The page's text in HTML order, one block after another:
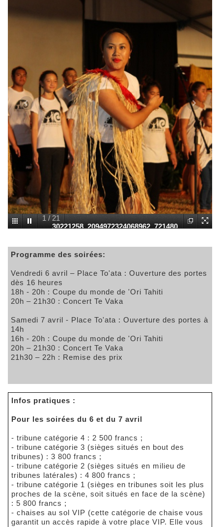
1 /21
30221258_2094972324068962_721480
Programme des soirées:
Vendredi 6 avril – Place To'ata : Ouverture des portes
dès 16 heures
18h - 20h : Coupe du monde de 'Ori Tahiti
20h – 21h30 : Concert Te Vaka
Samedi 7 avril - Place To'ata : Ouverture des portes à
14h
16h - 20h : Coupe du monde de 'Ori Tahiti
20h – 21h30 : Concert Te Vaka
21h30 – 22h : Remise des prix
Infos pratiques :
Pour les soirées du 6 et du 7 avril
- tribune catégorie 4 : 2 500 francs ;
- tribune catégorie 3 (sièges situés en bout des
tribunes) : 3 800 francs ;
- tribune catégorie 2 (sièges situés en milieu de
tribunes latérales) : 4 800 francs ;
- tribune catégorie 1 (sièges en tribunes soit les plus
proches de la scène, soit situés en face de la scène)
: 5 800 francs ;
- chaises au sol VIP (cette catégorie de chaise vous
garantit un accès rapide à votre place VIP. Elle vous